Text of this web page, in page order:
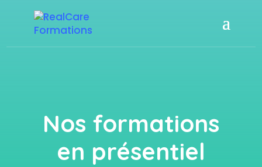
Nos formations
en présentiel